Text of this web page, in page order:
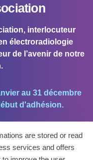
interlocuteur
électroradiologie
de l’avenir de notre
au 31 décembre
d'adhésion.
!
are stored or read
services and offers